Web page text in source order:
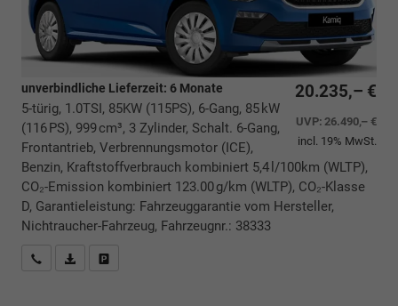
20.235,– €
UVP:26.490,– €
incl. 19% MwSt.
unverbindliche Lieferzeit: 6 Monate
5-türig, 1.0TSI, 85KW (115PS), 6-Gang, 85 kW
(116 PS), 999 cm³, 3 Zylinder, Schalt. 6-Gang,
Frontantrieb, Verbrennungsmotor (ICE),
Benzin, Kraftstoffverbrauch kombiniert 5,4 l/100km (WLTP),
CO₂-Emission kombiniert 123.00 g/km (WLTP), CO₂-Klasse
D, Garantieleistung: Fahrzeuggarantie vom Hersteller,
Nichtraucher-Fahrzeug, Fahrzeugnr.: 38333
Rückrufbitte absenden
PDF-Datei, Fahrzeugexposé drucken